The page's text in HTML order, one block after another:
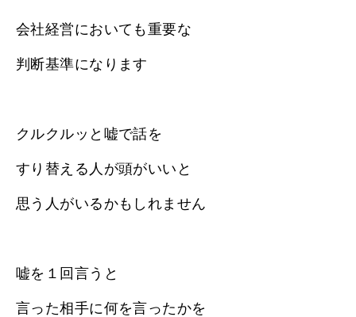
会社経営においても重要な
判断基準になります
クルクルッと嘘で話を
すり替える人が頭がいいと
思う人がいるかもしれません
嘘を１回言うと
言った相手に何を言ったかを